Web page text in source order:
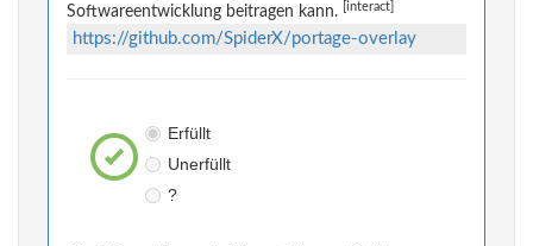
Softwareentwicklung beitragen kann.
[interact]
https://github.com/SpiderX/portage-overlay
Erfüllt
Unerfüllt
?